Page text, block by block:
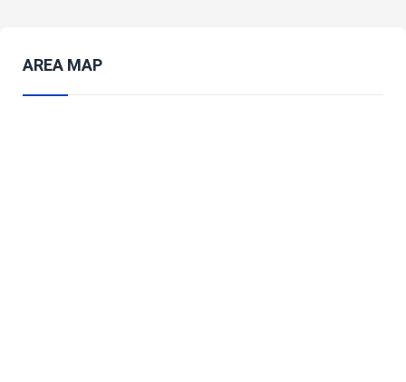
AREA MAP